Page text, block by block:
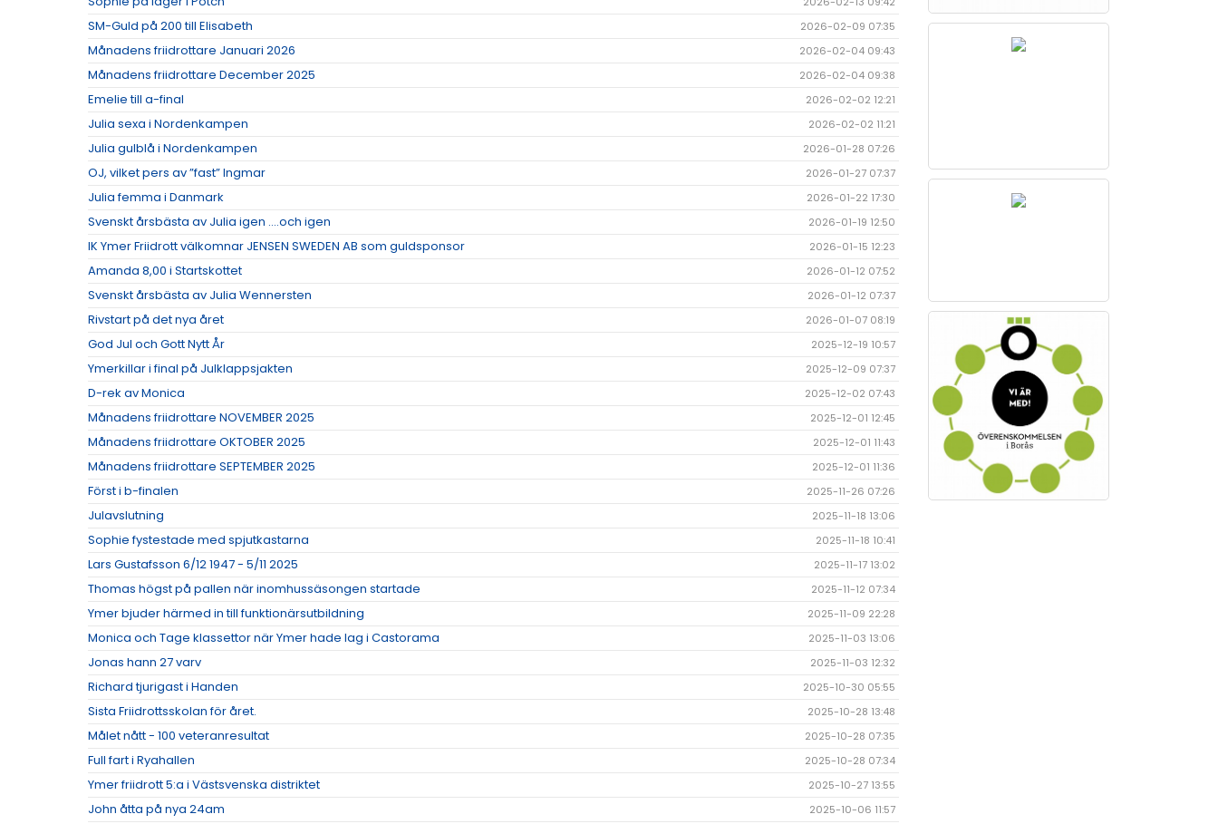
SM-Guld på 200 till Elisabeth 2026-02-09 07:35
Månadens friidrottare Januari 2026 2026-02-04 09:43
Månadens friidrottare December 2025 2026-02-04 09:38
Emelie till a-final 2026-02-02 12:21
Julia sexa i Nordenkampen 2026-02-02 11:21
Julia gulblå i Nordenkampen 2026-01-28 07:26
OJ, vilket pers av ”fast” Ingmar 2026-01-27 07:37
Julia femma i Danmark 2026-01-22 17:30
Svenskt årsbästa av Julia igen ….och igen 2026-01-19 12:50
IK Ymer Friidrott välkomnar JENSEN SWEDEN AB som guldsponsor 2026-01-15 12:23
Amanda 8,00 i Startskottet 2026-01-12 07:52
Svenskt årsbästa av Julia Wennersten 2026-01-12 07:37
Rivstart på det nya året 2026-01-07 08:19
God Jul och Gott Nytt År 2025-12-19 10:57
Ymerkillar i final på Julklappsjakten 2025-12-09 07:37
D-rek av Monica 2025-12-02 07:43
Månadens friidrottare NOVEMBER 2025 2025-12-01 12:45
Månadens friidrottare OKTOBER 2025 2025-12-01 11:43
Månadens friidrottare SEPTEMBER 2025 2025-12-01 11:36
Först i b-finalen 2025-11-26 07:26
Julavslutning 2025-11-18 13:06
Sophie fystestade med spjutkastarna 2025-11-18 10:41
Lars Gustafsson 6/12 1947 - 5/11 2025 2025-11-17 13:02
Thomas högst på pallen när inomhussäsongen startade 2025-11-12 07:34
Ymer bjuder härmed in till funktionärsutbildning 2025-11-09 22:28
Monica och Tage klassettor när Ymer hade lag i Castorama 2025-11-03 13:06
Jonas hann 27 varv 2025-11-03 12:32
Richard tjurigast i Handen 2025-10-30 05:55
Sista Friidrottsskolan för året. 2025-10-28 13:48
Målet nått - 100 veteranresultat 2025-10-28 07:35
Full fart i Ryahallen 2025-10-28 07:34
Ymer friidrott 5:a i Västsvenska distriktet 2025-10-27 13:55
John åtta på nya 24am 2025-10-06 11:57